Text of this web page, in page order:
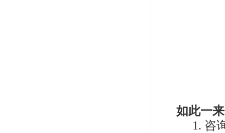
如此一
1. 咨